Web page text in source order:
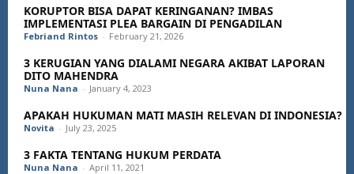
KORUPTOR BISA DAPAT KERINGANAN? IMBAS
IMPLEMENTASI PLEA BARGAIN DI PENGADILAN
Febriand Rintos - February 21, 2026
3 KERUGIAN YANG DIALAMI NEGARA AKIBAT LAPORAN
DITO MAHENDRA
Nuna Nana - January 4, 2023
APAKAH HUKUMAN MATI MASIH RELEVAN DI INDONESIA?
Novita - July 23, 2025
3 FAKTA TENTANG HUKUM PERDATA
Nuna Nana - April 11, 2021